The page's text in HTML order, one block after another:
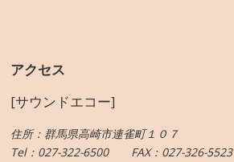
アクセス
[サウンドエコー]
住所：群馬県高崎市連雀町１０７
Tel：027-322-6500 FAX：027-326-5523